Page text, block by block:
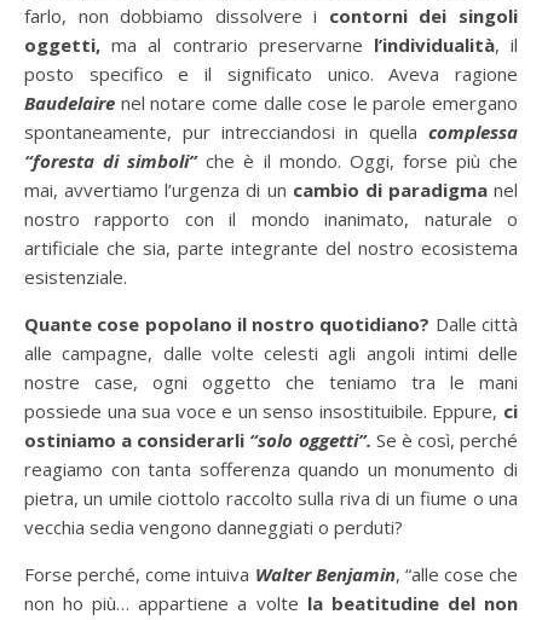
farlo, non dobbiamo dissolvere i contorni dei singoli
oggetti,ma al contrario preservarne l’individualità, il
posto specifico e il significato unico. Aveva ragione
Baudelaire nel notare come dalle cose le parole emergano
spontaneamente, pur intrecciandosi in quella complessa
“foresta di simboli”che è il mondo. Oggi, forse più che
mai, avvertiamo l’urgenza di un cambio di paradigmanel
nostro rapporto con il mondo inanimato, naturale o
artificiale che sia, parte integrante del nostro ecosistema
esistenziale.
Quante cose popolano il nostro quotidiano? Dalle città
alle campagne, dalle volte celesti agli angoli intimi delle
nostre case, ogni oggetto che teniamo tra le mani
possiede una sua voce e un senso insostituibile. Eppure, ci
ostiniamo a considerarli “solo oggetti”. Se è così, perché
reagiamo con tanta sofferenza quando un monumento di
pietra, un umile ciottolo raccolto sulla riva di un fiume o una
vecchia sedia vengono danneggiati o perduti?
Forse perché, come intuiva Walter Benjamin, “alle cose che
non ho più… appartiene a volte la beatitudine del non